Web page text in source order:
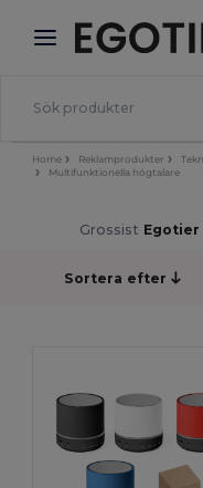
× Egotier-app
Bättre priser i
Home Reklamprodukter
Multifunktionella högtalare
Grossist
Sortera efter